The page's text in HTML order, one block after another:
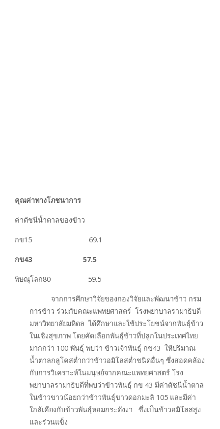
คุณค่าทางโภชนาการ
ค่าดัชนีน้ำตาลของข้าว
กข15 69.1
กข43 57.5
พิษณุโลก80 59.5
จากการศึกษาวิจัยของกองวิจัยและพัฒนาข้าว กรม
การข้าว ร่วมกับคณะแพทยศาสตร์ โรงพยาบาลรามาธิบดี
มหาวิทยาลัยมหิดล ได้ศึกษาและใช้ประโยชน์จากพันธุ์ข้าว
ในเชิงสุขภาพ โดยคัดเลือกพันธุ์ข้าวที่ปลูกในประเทศไทย
มากกว่า 100 พันธุ์ พบว่า ข้าวเจ้าพันธุ์ กข43 ให้ปริมาณ
น้ำตาลกลูโคสต่ำกว่าข้าวอมิโลสต่ำชนิดอื่นๆ ซึ่งสอดคล้อง
กับการวิเคราะห์ในมนุษย์จากคณะแพทยศาสตร์ โรง
พยาบาลรามาธิบดีที่พบว่าข้าวพันธุ์ กข 43 มีค่าดัชนีน้ำตาล
ในข้าวขาวน้อยกว่าข้าวพันธุ์ขาวดอกมะลิ 105 และมีค่า
ใกล้เคียงกับข้าวพันธุ์หอมกระดังงา ซึ่งเป็นข้าวอมิโลสสูง
และร่วนแข็ง